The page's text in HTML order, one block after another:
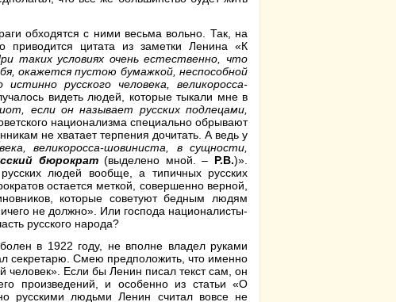
обходятся с ними весьма вольно. Так, на
приводится цитата из заметки Ленина «К
таких условиях очень естественно, что
окажется пустою бумажкой, неспособной
русского человека, великоросса-
видеть людей, которые тыкали мне в
если он называет русских подлецами,
национализма специально обрывают
не хватает терпения дочитать. А ведь у
великоросса-шовиниста, в сущности,
бюрократ(выделено мной. – Р.В.)».
людей вообще, а типичных русских
остается меткой, совершенно верной,
которые советуют бедным людям
не должно». Или господа националисты-
русского народа?
в 1922 году, не вполне владел руками
секретарю. Смею предположить, что именно
человек». Если бы Ленин писал текст сам, он
произведений, и особенно из статьи «О
русскими людьми Ленин считал вовсе не